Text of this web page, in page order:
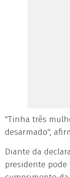
"Tinha três
desarmado",
Diante da
presidente